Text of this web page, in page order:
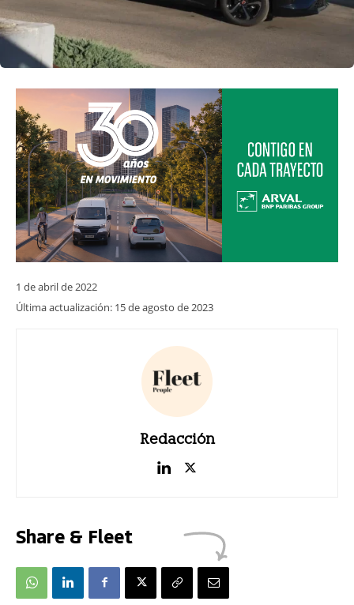
1 de abril de 2022
Última actualización: 15 de agosto de 2023
Redacción
Share & Fleet